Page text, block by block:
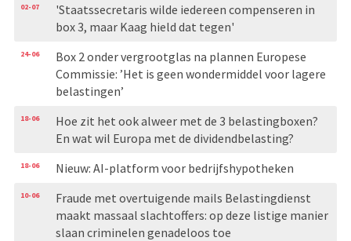
02-07
'Staatssecretaris wilde iedereen compenseren in
box 3, maar Kaag hield dat tegen'
24-06
Box 2 onder vergrootglas na plannen Europese
Commissie: ’Het is geen wondermiddel voor lagere
belastingen’
18-06
Hoe zit het ook alweer met de 3 belastingboxen?
En wat wil Europa met de dividendbelasting?
18-06 Nieuw: AI-platform voor bedrijfshypotheken
10-06
Fraude met overtuigende mails Belastingdienst
maakt massaal slachtoffers: op deze listige manier
slaan criminelen genadeloos toe